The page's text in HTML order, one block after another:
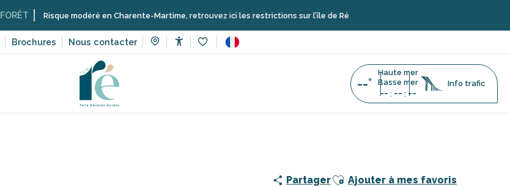
Brochures Nous contacter
Risque modéré en Charente-Martime, retrouvez ici les restrictions sur l’île de Ré
--°
Haute mer
Basse mer
-- : -- : --
Info trafic
Commerces et artisans de l’île de Ré
PartagerAjouter aux favoris
Ajouter à mes favoris